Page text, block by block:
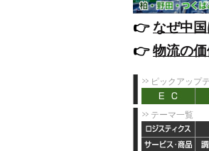
👉️なぜ中
👉️物流の
ピックアップ
テーマ一覧